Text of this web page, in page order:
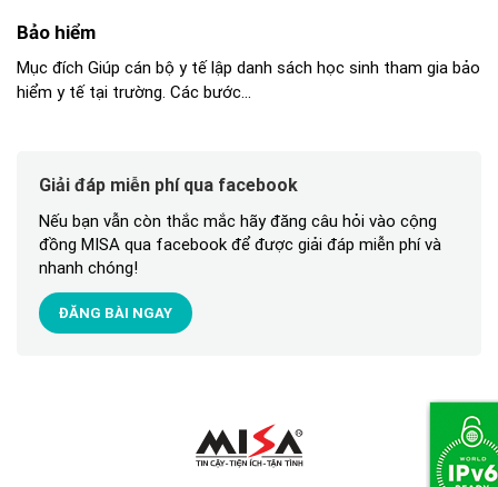
Bảo hiểm
Mục đích Giúp cán bộ y tế lập danh sách học sinh tham gia bảo
hiểm y tế tại trường. Các bước...
Giải đáp miễn phí qua facebook
Nếu bạn vẫn còn thắc mắc hãy đăng câu hỏi vào cộng
đồng MISA qua facebook để được giải đáp miễn phí và
nhanh chóng!
ĐĂNG BÀI NGAY